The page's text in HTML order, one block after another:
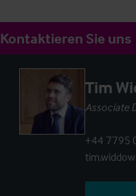
Kontaktieren Sie uns
Tim
Associate
+44 7795